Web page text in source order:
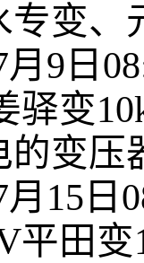
专变、
月9日
驿变
的变
月15日
平田